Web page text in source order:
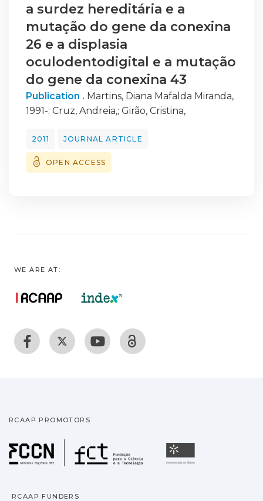
a surdez hereditária e a
mutação do gene da conexina
26 e a displasia
oculodentodigital e a mutação
do gene da conexina 43
Publication . Martins, Diana Mafalda Miranda,
1991-; Cruz, Andreia,; Girão, Cristina,
2011 JOURNAL ARTICLE
OPEN ACCESS
WE ARE AT:
RCAAP PROMOTORS
Fundação para a
RCAAP FUNDERS